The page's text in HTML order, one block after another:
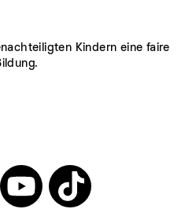
Kindern eine faire